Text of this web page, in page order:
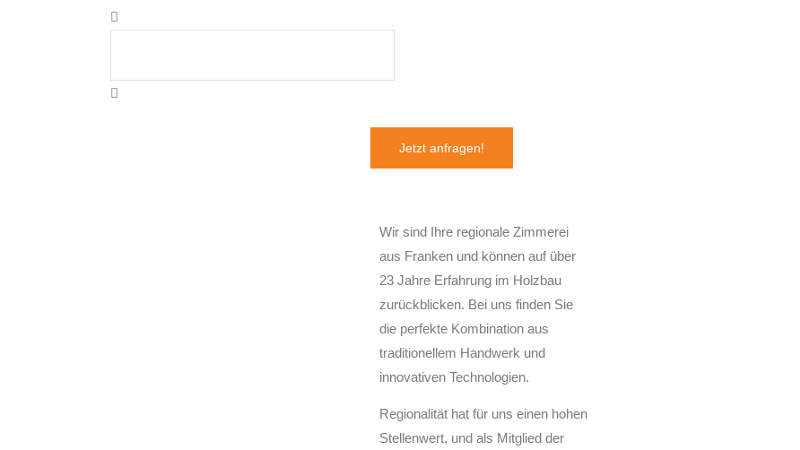
Jetzt anfragen!
Wir sind Ihre regionale Zimmerei
aus Franken und können auf über
23 Jahre Erfahrung im Holzbau
zurückblicken. Bei uns finden Sie
die perfekte Kombination aus
traditionellem Handwerk und
innovativen Technologien.
Regionalität hat für uns einen hohen
Stellenwert, und als Mitglied der